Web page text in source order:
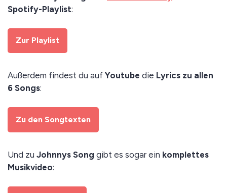
Spotify-Playlist:
Zur Playlist
Außerdem findest du auf Youtube die Lyrics zu allen
6 Songs:
Zu den Songtexten
Und zu Johnnys Song gibt es sogar ein komplettes
Musikvideo: